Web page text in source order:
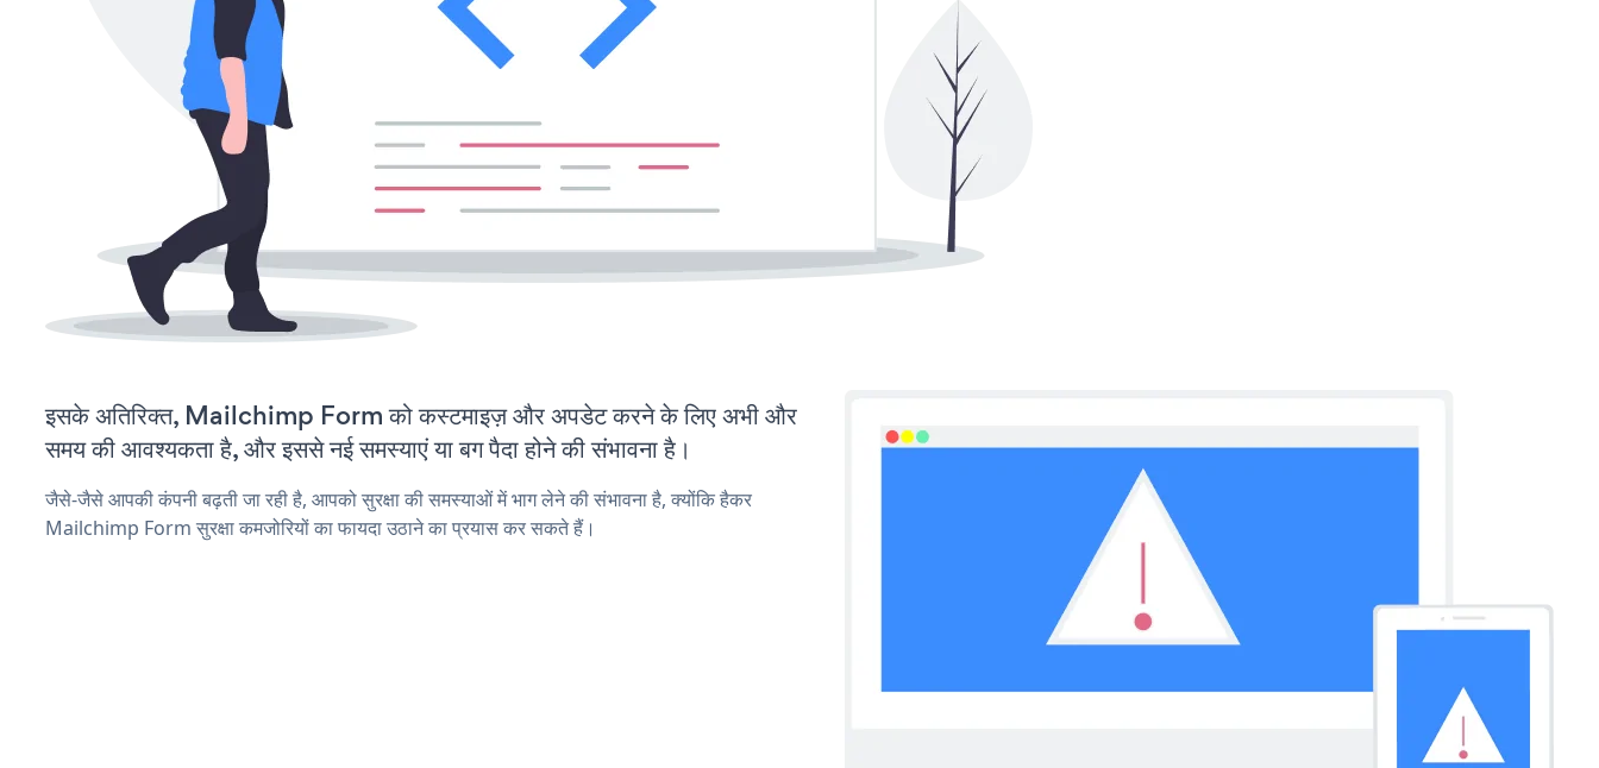
इसके अतिरिक्त, Mailchimp Form को कस्टमाइज़ और अपडेट करने के लिए अभी और
समय की आवश्यकता है, और इससे नई समस्याएं या बग पैदा होने की संभावना है।
जैसे-जैसे आपकी कंपनी बढ़ती जा रही है, आपको सुरक्षा की समस्याओं में भाग लेने की संभावना है, क्योंकि हैकर
Mailchimp Form सुरक्षा कमजोरियों का फायदा उठाने का प्रयास कर सकते हैं।